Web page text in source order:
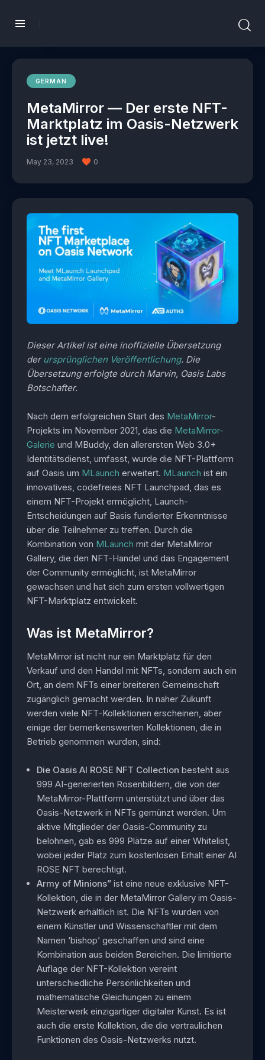
GERMAN
MetaMirror — Der erste NFT-
Marktplatz im Oasis-Netzwerk
ist jetzt live!
May 23, 2023 0
Dieser Artikel ist eine inoffizielle Übersetzung
derursprünglichen Veröffentlichung. Die
Übersetzung erfolgte durch Marvin, Oasis Labs
Botschafter.
Nach dem erfolgreichen Start des MetaMirror-
Projekts im November 2021, das die MetaMirror-
Galerie und MBuddy, den allerersten Web 3.0+
Identitätsdienst, umfasst, wurde die NFT-Plattform
auf Oasis um MLaunch erweitert. MLaunch ist ein
innovatives, codefreies NFT Launchpad, das es
einem NFT-Projekt ermöglicht, Launch-
Entscheidungen auf Basis fundierter Erkenntnisse
über die Teilnehmer zu treffen. Durch die
Kombination von MLaunch mit der MetaMirror
Gallery, die den NFT-Handel und das Engagement
der Community ermöglicht, ist MetaMirror
gewachsen und hat sich zum ersten vollwertigen
NFT-Marktplatz entwickelt.
Was ist MetaMirror?
MetaMirror ist nicht nur ein Marktplatz für den
Verkauf und den Handel mit NFTs, sondern auch ein
Ort, an dem NFTs einer breiteren Gemeinschaft
zugänglich gemacht werden. In naher Zukunft
werden viele NFT-Kollektionen erscheinen, aber
einige der bemerkenswerten Kollektionen, die in
Betrieb genommen wurden, sind:
Die Oasis AI ROSE NFT Collection besteht aus
999 AI-generierten Rosenbildern, die von der
MetaMirror-Plattform unterstützt und über das
Oasis-Netzwerk in NFTs gemünzt werden. Um
aktive Mitglieder der Oasis-Community zu
belohnen, gab es 999 Plätze auf einer Whitelist,
wobei jeder Platz zum kostenlosen Erhalt einer AI
ROSE NFT berechtigt.
Army of Minions” ist eine neue exklusive NFT-
Kollektion, die in der MetaMirror Gallery im Oasis-
Netzwerk erhältlich ist. Die NFTs wurden von
einem Künstler und Wissenschaftler mit dem
Namen ‘bishop’ geschaffen und sind eine
Kombination aus beiden Bereichen. Die limitierte
Auflage der NFT-Kollektion vereint
unterschiedliche Persönlichkeiten und
mathematische Gleichungen zu einem
Meisterwerk einzigartiger digitaler Kunst. Es ist
auch die erste Kollektion, die die vertraulichen
Funktionen des Oasis-Netzwerks nutzt.